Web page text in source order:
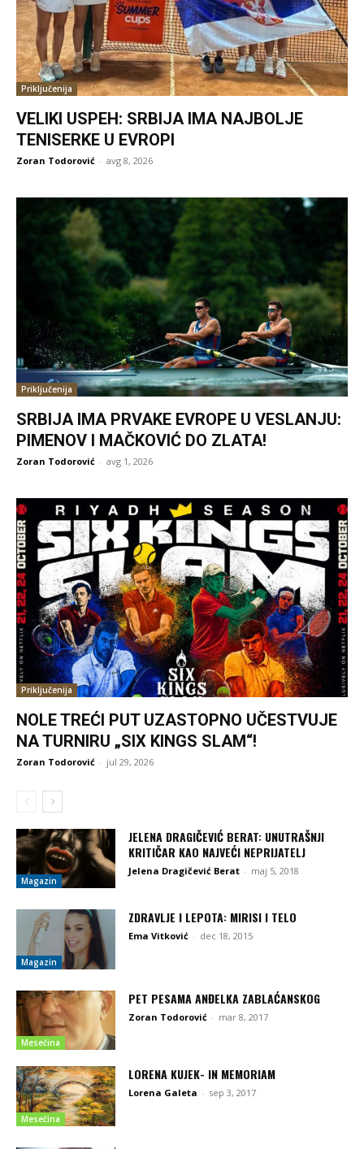
Priključenija
VELIKI USPEH: SRBIJA IMA NAJBOLJE
TENISERKE U EVROPI
Zoran Todorović - avg 8, 2026
Priključenija
SRBIJA IMA PRVAKE EVROPE U VESLANJU:
PIMENOV I MAČKOVIĆ DO ZLATA!
Zoran Todorović - avg 1, 2026
Priključenija
NOLE TREĆI PUT UZASTOPNO UČESTVUJE
NA TURNIRU „SIX KINGS SLAM“!
Zoran Todorović - jul 29, 2026
Magazin
JELENA DRAGIČEVIĆ BERAT: UNUTRAŠNJI
KRITIČAR KAO NAJVEĆI NEPRIJATELJ
Jelena Dragičević Berat - maj 5, 2018
Magazin
ZDRAVLJE I LEPOTA: MIRISI I TELO
Ema Vitković - dec 18, 2015
Mesečina
PET PESAMA ANĐELKA ZABLAĆANSKOG
Zoran Todorović - mar 8, 2017
Mesečina
LORENA KUJEK- IN MEMORIAM
Lorena Galeta - sep 3, 2017